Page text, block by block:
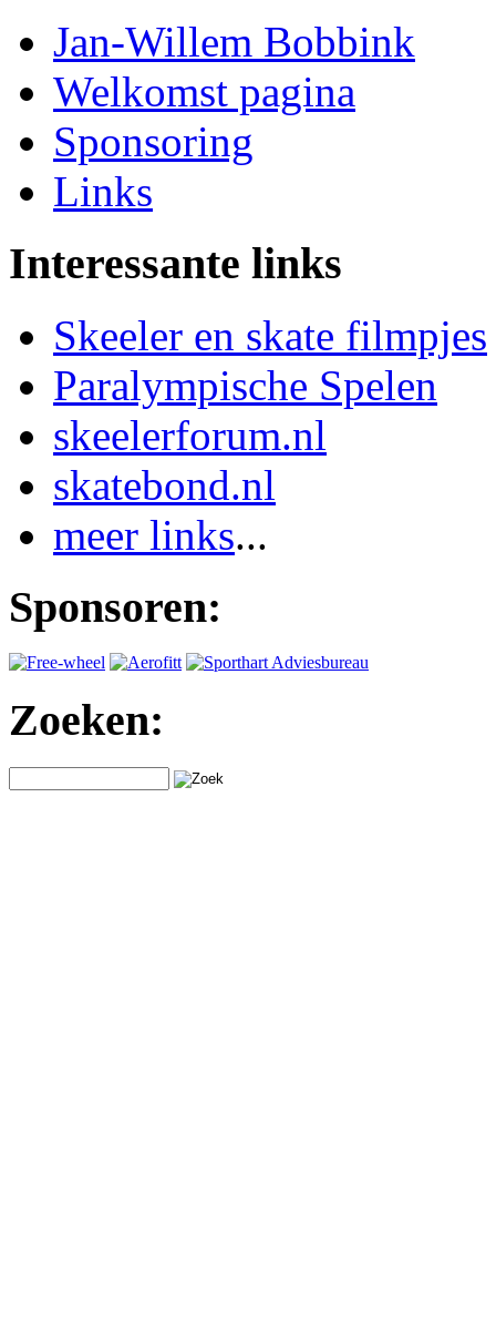
Jan-Willem Bobbink
Welkomst pagina
Sponsoring
Links
Interessante links
Skeeler en skate filmpjes
Paralympische Spelen
skeelerforum.nl
skatebond.nl
meer links...
Sponsoren:
Zoeken: